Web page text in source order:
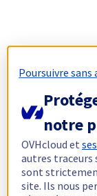
Poursuivre sans
notre
OVHcloud et
autres traceurs
sont
site. Ils nous